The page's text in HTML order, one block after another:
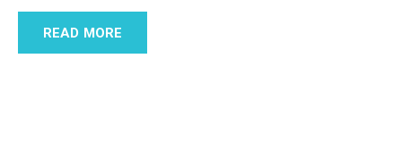
READ MORE